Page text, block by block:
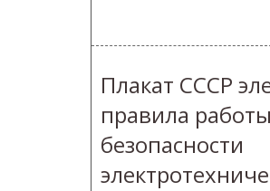
Плакат СССР
правила
безопасности